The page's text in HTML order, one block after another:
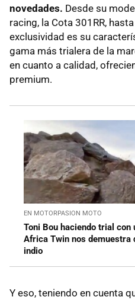
novedades. Desde su
racing, la Cota 301RR,
exclusividad es su
gama más trialera de la
en cuanto a calidad,
premium.
EN MOTORPASION MOTO
Toni Bou haciendo trial con
Africa Twin nos demuestra
indio
Y eso, teniendo en cuenta